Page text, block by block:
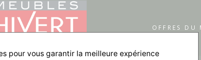
OFFRES DU
pour vous garantir la meilleure expérience